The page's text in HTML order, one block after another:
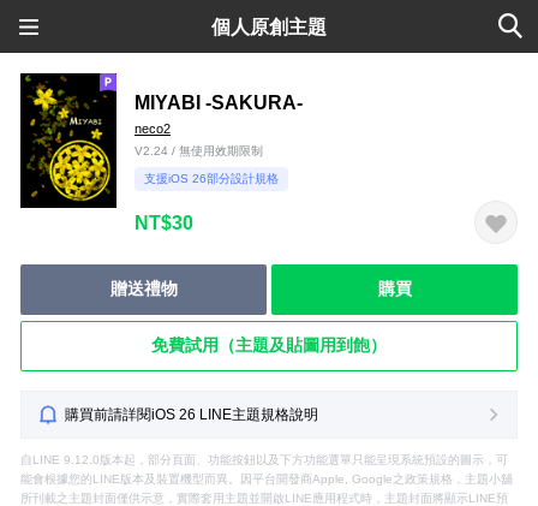
個人原創主題
MIYABI -SAKURA-
neco2
V2.24 / 無使用效期限制
支援iOS 26部分設計規格
NT$30
贈送禮物 購買
免費試用（主題及貼圖用到飽）
購買前請詳閱iOS 26 LINE主題規格說明
自LINE 9.12.0版本起，部分頁面、功能按鈕以及下方功能選單只能呈現系統預設的圖示，可
能會根據您的LINE版本及裝置機型而異。因平台開發商Apple, Google之政策規格，主題小舖
所刊載之主題封面僅供示意，實際套用主題並開啟LINE應用程式時，主題封面將顯示LINE預